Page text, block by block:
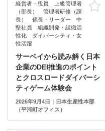
経営者・役員 上級管理者
（部長） 管理者研修（課
長） 係長・リーダー 中
堅社員 組織開発・組織活
性化 ダイバーシティ・女
性活躍
サーベイから読み解く日本
企業のDEI推進のポイント
とクロスロードダイバーシ
ティゲーム体験会
2026年9月4日｜日本生産性本部
（平河町オフィス）